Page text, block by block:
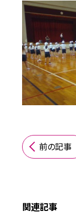
前の記事
関連記事